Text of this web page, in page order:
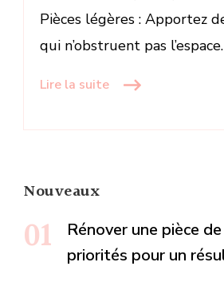
Pièces légères : Apportez
qui n’obstruent pas
Lire la suite
Nouveaux
Rénover une pièce
priorités pour un